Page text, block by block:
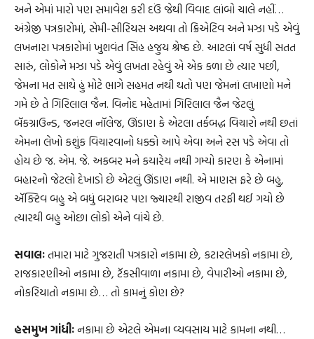
અને એમાં મારો પણ સમાવેશ કરી દઉં જેથી વિવાદ લાંબો ચાલે નહીં…
અંગ્રેજી પત્રકારોમાં, સેમી-સીરિયસ અથવા તો ક્રિએટિવ અને મઝા પડે એવું
લખનારા પત્રકારોમાં ખુશવંત સિંહ હજુય શ્રેષ્ઠ છે. આટલાં વર્ષ સુધી સતત
સારું, લોકોને મઝા પડે એવું લખતા રહેવું એ એક કળા છે ત્યાર પછી,
જેમના મત સાથે હું મોટે ભાગે સહમત નથી થતો પણ જેમનાં લખાણો મને
ગમે છે તે ગિરિલાલ જૈન. વિનોદ મહેતામાં ગિરિલાલ જૈન જેટલું
બૅકગ્રાઉન્ડ, જનરલ નૉલેજ, ઊંડાણ કે એટલા તર્કબદ્ધ વિચારો નથી છતાં
એમના લેખો કશુંક વિચારવાનો ધક્કો આપે એવા અને રસ પડે એવા તો
હોય છે જ. એમ. જે. અકબર મને કયારેય નથી ગમ્યો કારણ કે એનામાં
બહારનો જેટલો દેખાડો છે એટલું ઊંડાણ નથી. એ માણસ ફરે છે બહુ,
ઍક્ટિવ બહુ એ બધું બરાબર પણ જ્યારથી રાજીવ તરફી થઈ ગયો છે
ત્યારથી બહુ ઓછા લોકો એને વાંચે છે.
સવાલઃતમારા માટે ગુજરાતી પત્રકારો નકામા છે, કટારલેખકો નકામા છે,
રાજકારણીઓ નકામા છે, ટૅકસીવાળા નકામા છે, વેપારીઓ નકામા છે,
નોકરિયાતો નકામા છે… તો કામનું કોણ છે?
હસમુખ ગાંધીઃનકામા છે એટલે એમના વ્યવસાય માટે કામના નથી…